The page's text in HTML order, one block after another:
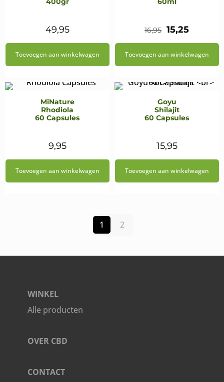
49,95
Toevoegen aan winkelwagen
16,95
prijs
15,25Huidige
prijs
Toevoegen aan winkelwagen
MiNature
Rhodiola
60 Capsules
9,95
Toevoegen aan winkelwagen
Goyu
Shilajit
60 Capsules
15,95
Toevoegen aan winkelwagen
1 2
WINKEL
Alle producten
OVER CBD
CONTACT